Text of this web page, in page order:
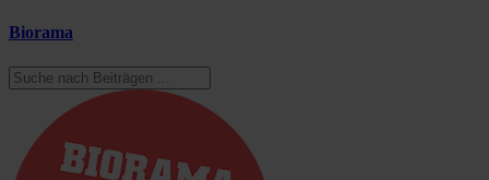
Biorama